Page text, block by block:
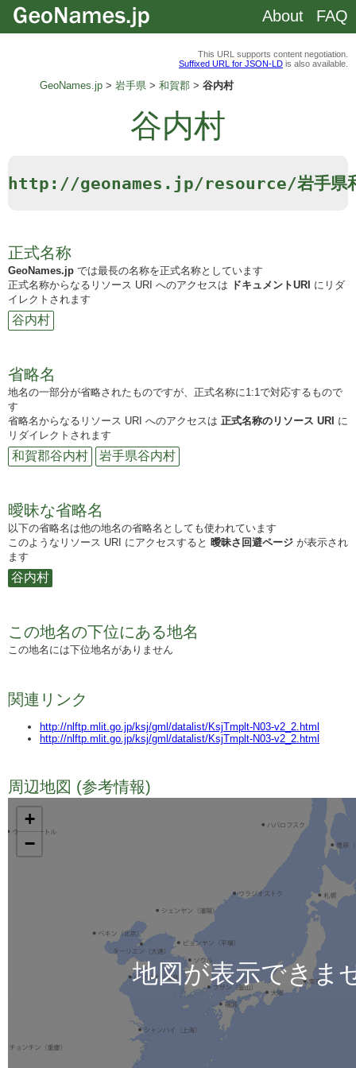
This URL supports content negotiation.
Suffixed URL for JSON-LD is also available.
GeoNames.jp 岩手県 和賀郡 谷内村
谷内村
http://geonames.jp/resource/岩手県和
正式名称
GeoNames.jp では最長の名称を正式名称としています
正式名称からなるリソース URI へのアクセスは ドキュメントURI にリダ
イレクトされます
谷内村
省略名
地名の一部分が省略されたものですが、正式名称に1:1で対応するもので
す
省略名からなるリソース URI へのアクセスは 正式名称のリソース URI に
リダイレクトされます
和賀郡谷内村 岩手県谷内村
曖昧な省略名
以下の省略名は他の地名の省略名としても使われています
このようなリソース URI にアクセスすると 曖昧さ回避ページ が表示され
ます
谷内村
この地名の下位にある地名
この地名には下位地名がありません
関連リンク
http://nlftp.mlit.go.jp/ksj/gml/datalist/KsjTmplt-N03-v2_2.html
http://nlftp.mlit.go.jp/ksj/gml/datalist/KsjTmplt-N03-v2_2.html
周辺地図 (参考情報)
+
−
地図が表示できま
About FAQ